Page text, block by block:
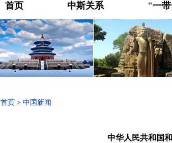
首页 中斯关系 "一
首页 > 中国新闻
中华人民共和国